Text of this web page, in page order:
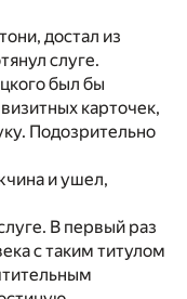
достал из
слуге.
был бы
карточек,
Подозрительно
и ушел,
В первый раз
с таким титулом